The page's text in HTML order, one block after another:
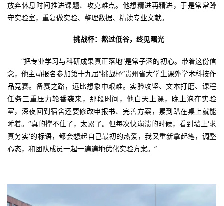
放弃休息时间推进课题、攻克难点。他想精进再精进，于是常常蹲
守实验室，重复做实验、整理数据、精读专业文献。
挑战杯：熬过低谷，终见曙光
“把专业学习与科研成果真正落地”是常子涵的初心。带着这份信
念，他主动报名参加第十九届“挑战杯”贵州省大学生课外学术科技作
品竞赛。备赛之路，远比想象中艰难。实验攻坚、文本打磨、课程
任务三重压力轮番袭来，那段时间，他白天上课，晚上泡在实验
室，深夜回到宿舍还要修改申报书、完善方案，累到趴在桌上就能
睡着。“真的撑不住了，太累了。但每次快崩溃的时候，看到墙上‘求
真务实’的标语，都会想起自己最初的热爱，我又重新拿起笔，调整
心态，和团队成员一起一遍遍地优化实验方案。”